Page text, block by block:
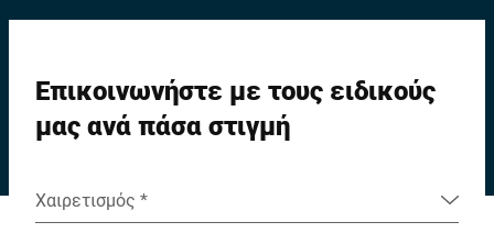
Επικοινωνήστε με τους ειδικούς
μας ανά πάσα στιγμή
Χαιρετισμός *